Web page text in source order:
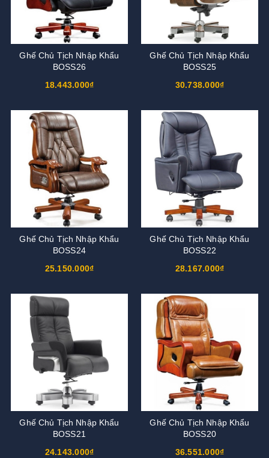
Ghế Chủ Tịch Nhập Khẩu
BOSS26
18.443.000₫
Ghế Chủ Tịch Nhập Khẩu
BOSS25
30.738.000₫
Ghế Chủ Tịch Nhập Khẩu
BOSS24
25.150.000₫
Ghế Chủ Tịch Nhập Khẩu
BOSS22
28.167.000₫
Ghế Chủ Tịch Nhập Khẩu
BOSS21
24.143.000₫
Ghế Chủ Tịch Nhập Khẩu
BOSS20
36.551.000₫